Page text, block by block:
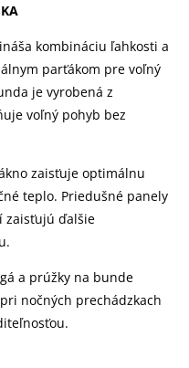
kombináciu ľahkosti a
parťákom pre voľný
je vyrobená z
voľný pohyb bez
zaisťuje optimálnu
teplo. Priedušné panely
zaisťujú ďalšie
a prúžky na bunde
nočných prechádzkach